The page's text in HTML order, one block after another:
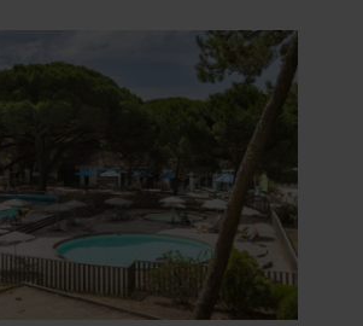
getijden. Een geheim paradijsje aan
de punt van Ile de Ré!